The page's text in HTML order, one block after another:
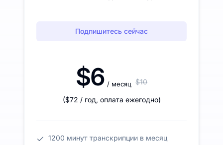
Подпишитесь сейчас
$6 / месяц $10
($72 / год, оплата ежегодно)
1200 минут транскрипции в месяц